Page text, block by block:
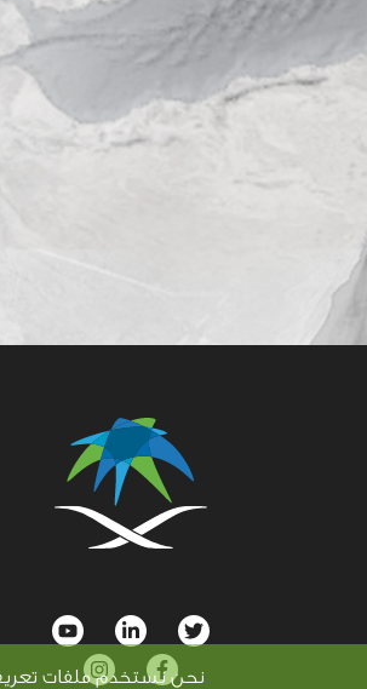
social
نحن نستخدم ملفات تعريف